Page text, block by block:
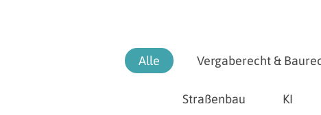
Alle Vergaberecht &
Straßenbau KI